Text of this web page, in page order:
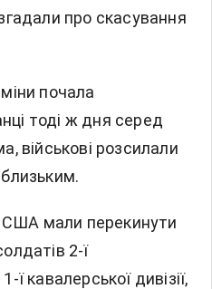
про скасування
почала
тоді ж дня серед
військові розсилали
США мали перекинути
2-ї
ї кавалерської дивізії,